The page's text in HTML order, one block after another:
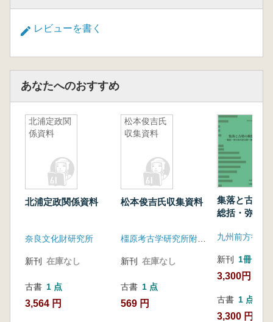
レビューを書く
あなたへのおすすめ
北浦定政関
係資料
北浦定政関係資料
奈良文化財研究所
新刊 在庫なし
古書 1 点
3,564 円
松本俊吉氏
収集資料
松本俊吉氏収集資料
新刊 在庫なし
古書 1 点
569 円
集落と古墳
総括・弥生
九州前方後円
新刊 1冊
3,300円
古書 1 点
3,300 円